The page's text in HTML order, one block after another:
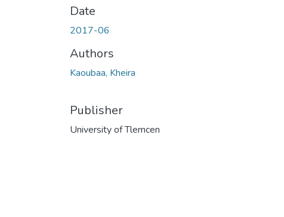
Date
2017-06
Authors
Kaoubaa, Kheira
Publisher
University of Tlemcen